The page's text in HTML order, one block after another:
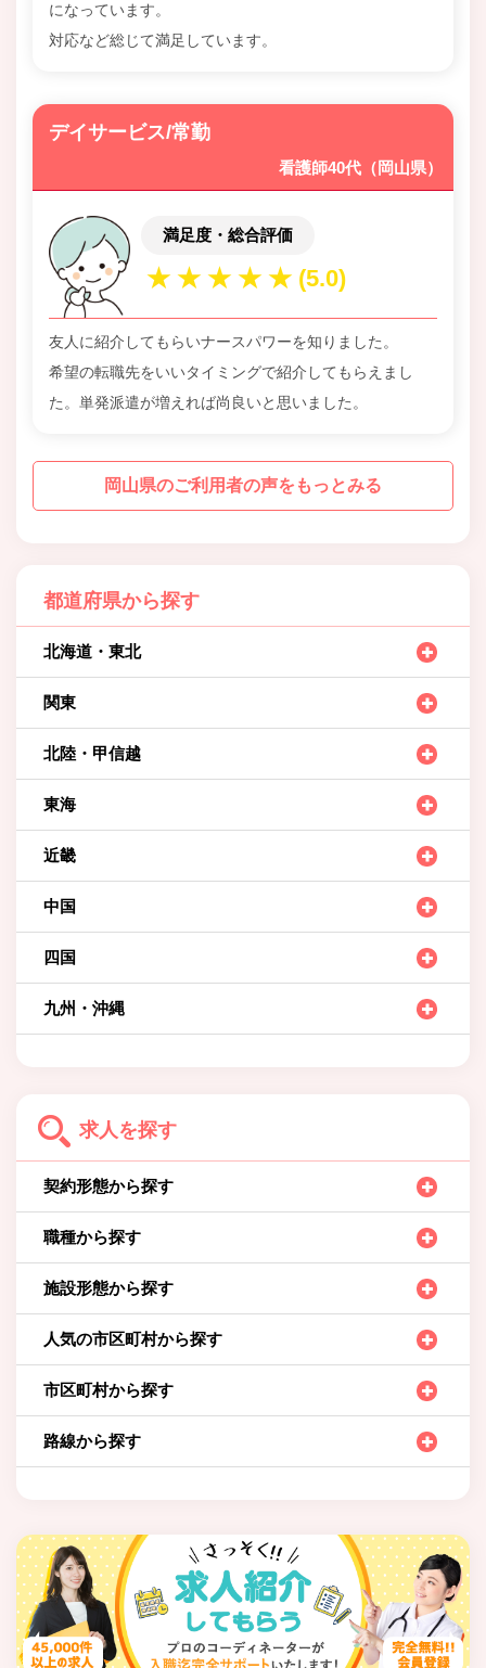
になっています。
対応など総じて満足しています。
デイサービス/常勤
看護師40代（岡山県）
満足度・総合評価
友人に紹介してもらいナースパワーを知りました。
希望の転職先をいいタイミングで紹介してもらえまし
た。単発派遣が増えれば尚良いと思いました。
岡山県のご利用者の声をもっとみる
都道府県から探す
北海道・東北
関東
北陸・甲信越
東海
近畿
中国
四国
九州・沖縄
求人を探す
契約形態から探す
職種から探す
施設形態から探す
人気の市区町村から探す
市区町村から探す
路線から探す